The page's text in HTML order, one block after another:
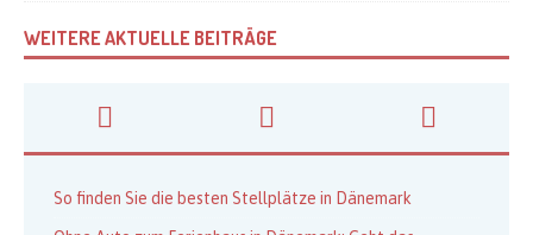
WEITERE AKTUELLE BEITRÄGE
So finden Sie die besten Stellplätze in Dänemark